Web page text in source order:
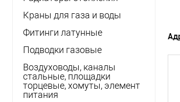
Краны для газа и воды
Фитинги латунные
Подводки газовые
Воздуховоды, каналы
стальные, площадки
торцевые, хомуты, элемент
питания